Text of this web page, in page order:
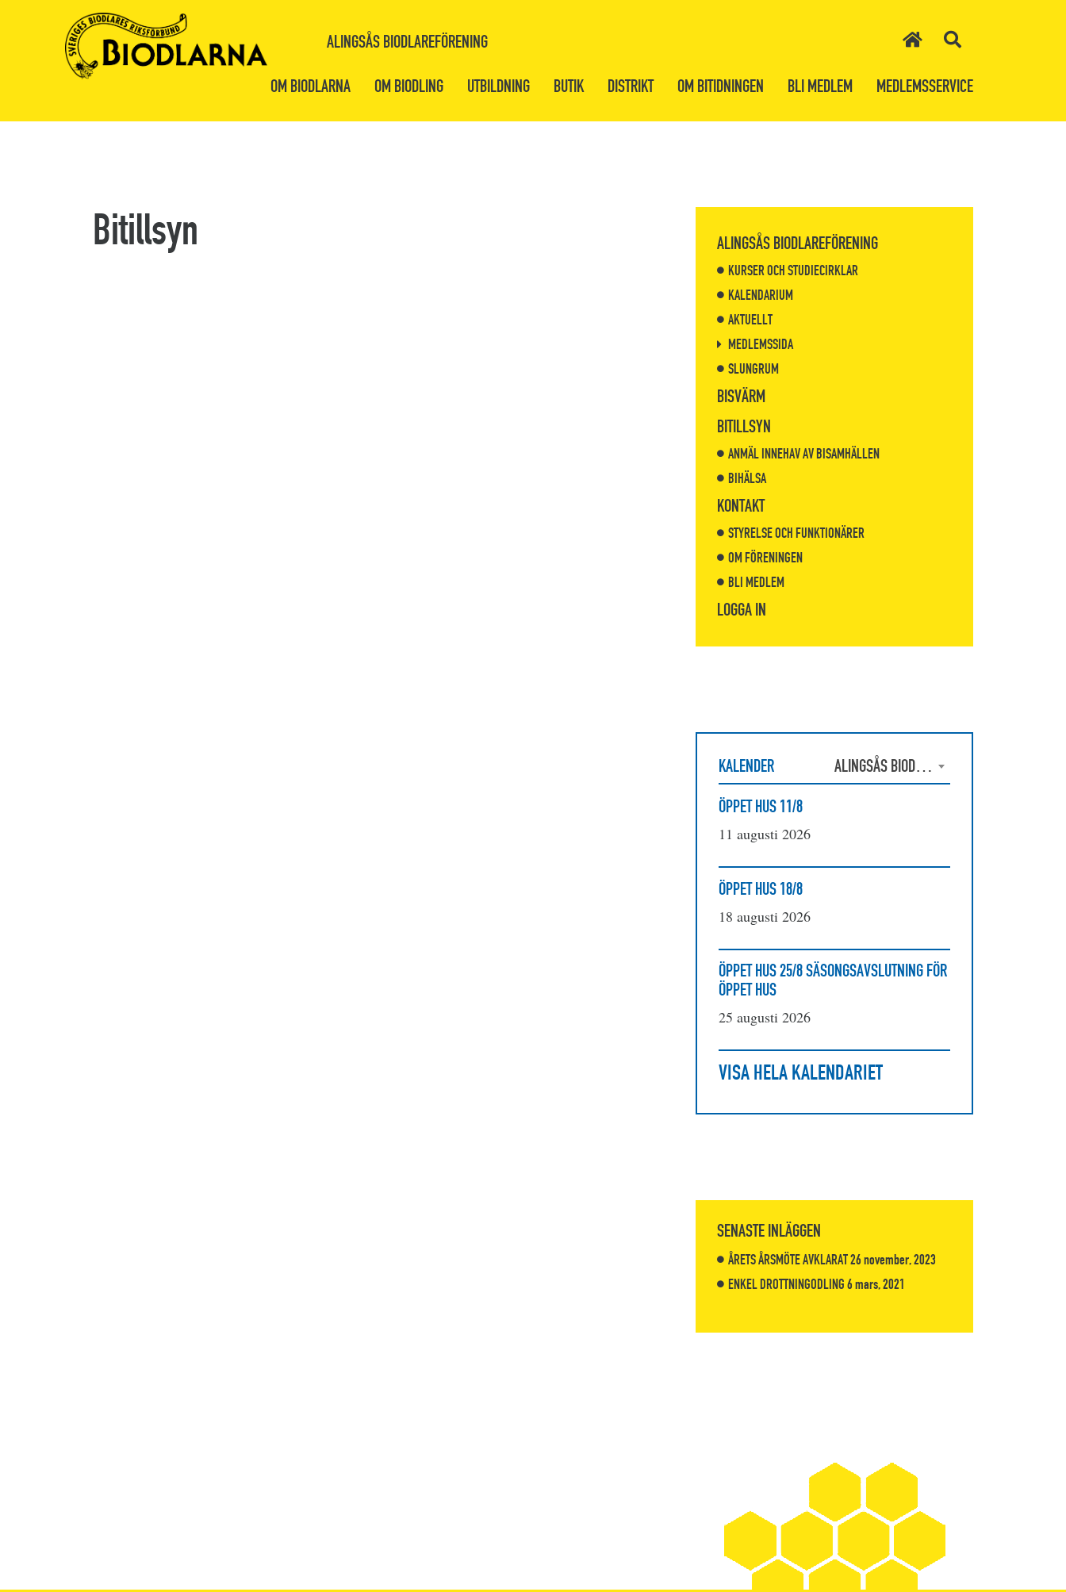
ALINGSÅS BIODLAREFÖRENING
OM BIODLARNA OM BIODLING UTBILDNING BUTIK DISTRIKT OM BITIDNINGEN BLI MEDLEM MEDLEMSSERVICE
Bitillsyn ALINGSÅS BIODLAREFÖRENING
KURSER OCH STUDIECIRKLAR
KALENDARIUM
AKTUELLT
MEDLEMSSIDA
SLUNGRUM
BISVÄRM
BITILLSYN
ANMÄL INNEHAV AV BISAMHÄLLEN
BIHÄLSA
KONTAKT
STYRELSE OCH FUNKTIONÄRER
OM FÖRENINGEN
BLI MEDLEM
LOGGA IN
KALENDER
ALINGSÅS BIODLAREFÖRENING
ÖPPET HUS 11/8
11 augusti 2026
ÖPPET HUS 18/8
18 augusti 2026
ÖPPET HUS 25/8 SÄSONGSAVSLUTNING FÖR
ÖPPET HUS
25 augusti 2026
VISA HELA KALENDARIET
SENASTE INLÄGGEN
ÅRETS ÅRSMÖTE AVKLARAT26 november, 2023
ENKEL DROTTNINGODLING6 mars, 2021